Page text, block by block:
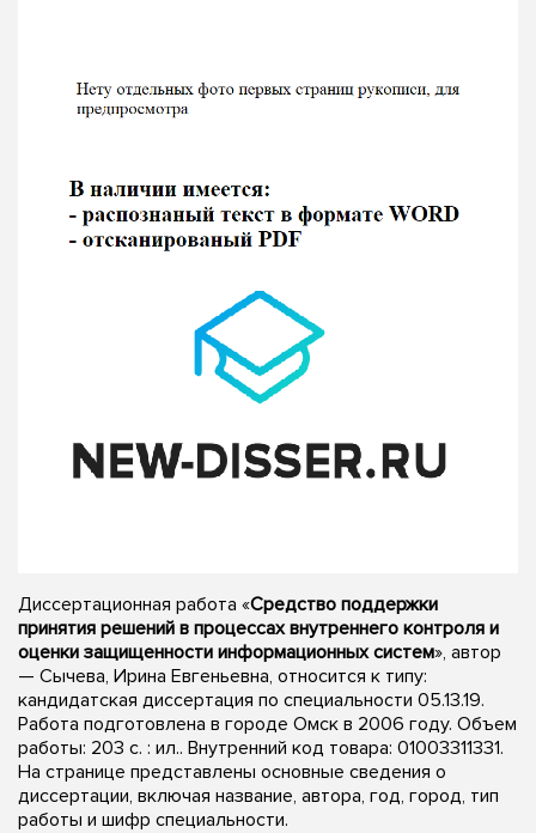
Диссертационная работа «Средство поддержки
принятия решений в процессах внутреннего контроля и
оценки защищенности информационных систем», автор
— Сычева, Ирина Евгеньевна, относится к типу:
кандидатская диссертация по специальности 05.13.19.
Работа подготовлена в городе Омск в 2006 году. Объем
работы: 203 с. : ил.. Внутренний код товара: 01003311331.
На странице представлены основные сведения о
диссертации, включая название, автора, год, город, тип
работы и шифр специальности.